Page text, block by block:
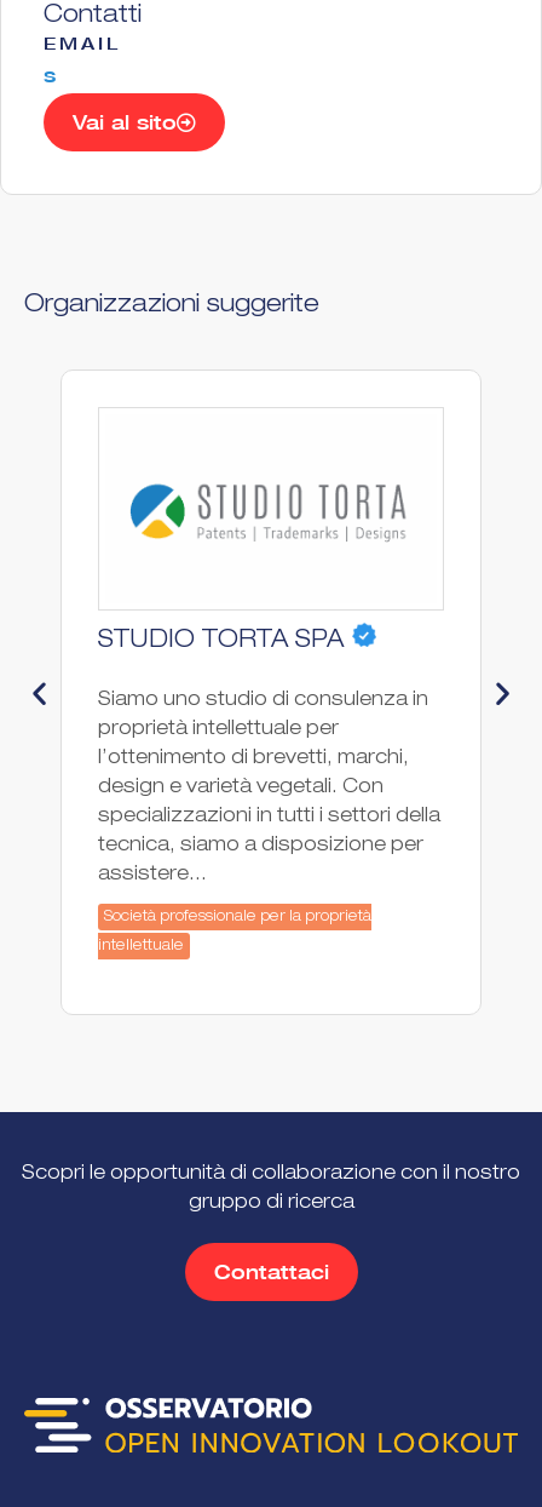
Contatti
EMAIL
s
Vai al sito
Organizzazioni suggerite
STUDIO TORTA SPA
Siamo uno studio di consulenza in
proprietà intellettuale per
l’ottenimento di brevetti, marchi,
design e varietà vegetali. Con
specializzazioni in tutti i settori della
tecnica, siamo a disposizione per
assistere...
Società professionale per la proprietà
intellettuale
Scopri le opportunità di collaborazione con il nostro
gruppo di ricerca
Contattaci